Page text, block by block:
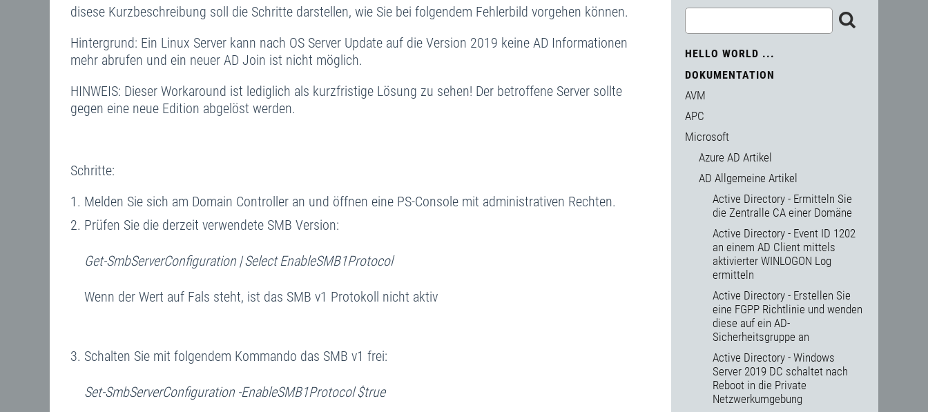
disese Kurzbeschreibung soll die Schritte darstellen, wie Sie bei folgendem Fehlerbild vorgehen können.
Hintergrund: Ein Linux Server kann nach OS Server Update auf die Version 2019 keine AD Informationen
mehr abrufen und ein neuer AD Join ist nicht möglich.
HINWEIS: Dieser Workaround ist lediglich als kurzfristige Lösung zu sehen! Der betroffene Server sollte
gegen eine neue Edition abgelöst werden.
Schritte:
Melden Sie sich am Domain Controller an und öffnen eine PS-Console mit administrativen Rechten.
Prüfen Sie die derzeit verwendete SMB Version:
Get-SmbServerConfiguration| Select EnableSMB1Protocol
Wenn der Wert auf Fals steht, ist das SMB v1 Protokoll nicht aktiv
Schalten Sie mit folgendem Kommando das SMB v1 frei:
Set-SmbServerConfiguration -EnableSMB1Protocol $true
HELLO WORLD ...
DOKUMENTATION
AVM
APC
Microsoft
Azure AD Artikel
AD Allgemeine Artikel
Active Directory - Ermitteln Sie
die Zentralle CA einer Domäne
Active Directory - Event ID 1202
an einem AD Client mittels
aktivierter WINLOGON Log
ermitteln
Active Directory - Erstellen Sie
eine FGPP Richtlinie und wenden
diese auf ein AD-
Sicherheitsgruppe an
Active Directory - Windows
Server 2019 DC schaltet nach
Reboot in die Private
Netzwerkumgebung